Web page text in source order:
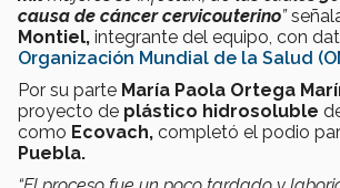
causa de cáncer cervicouterino”
Montiel, integrante del equipo, con
Organización Mundial de la Salud
Por su parte María Paola Ortega
proyecto de plástico hidrosoluble
como Ecovach, completó el podio
Puebla.